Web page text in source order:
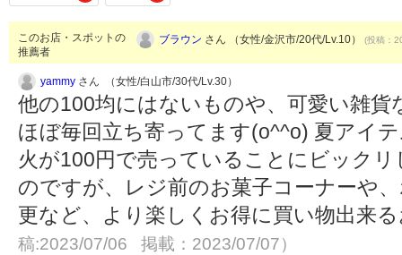
このお店・スポットの
推薦者
ブラウン さん （女性/金沢市/20代/Lv.10） (投稿：
yammy さん （女性/白山市/30代/Lv.30）
他の100均にはないものや、可愛い雑
ほぼ毎回立ち寄ってます(o^^o) 夏アイ
火が100円で売っていることにビック
のですが、レジ前のお菓子コーナーや
更など、より楽しくお得に買い物出来
稿:2023/07/06 掲載：2023/07/07）